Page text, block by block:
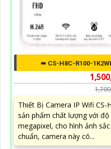
➠ CS-H8C-R100-
Thiết Bị Camera IP Wifi CS-
sản phẩm chất lượng với độ
megapixel, cho hình ảnh
chuẩn, camera này có...